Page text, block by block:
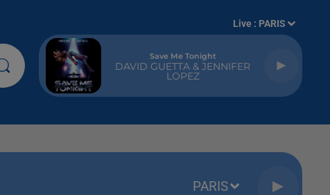
Live : PARIS
Save Me Tonight
DAVID GUETTA & JENNIFER
LOPEZ
PARIS